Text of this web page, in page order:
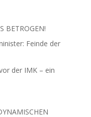
BETROGEN!
Fein­de der
der IMK – ein